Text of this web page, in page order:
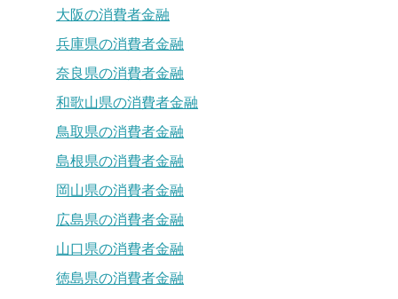
大阪の消費者金融
兵庫県の消費者金融
奈良県の消費者金融
和歌山県の消費者金融
鳥取県の消費者金融
島根県の消費者金融
岡山県の消費者金融
広島県の消費者金融
山口県の消費者金融
徳島県の消費者金融